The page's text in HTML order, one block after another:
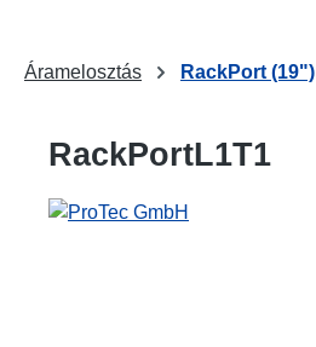
Áramelosztás RackPort (19")
RackPortL1T1